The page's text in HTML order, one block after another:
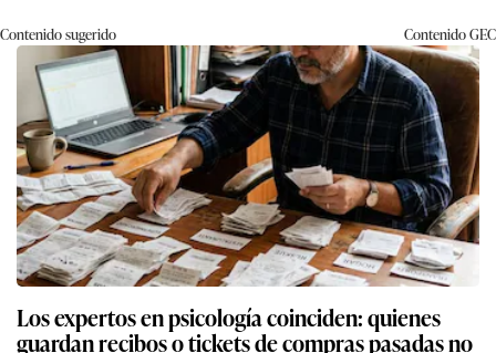
Contenido sugerido ContenidoGEC
Los expertos en psicología coinciden: quienes
guardan recibos o tickets de compras pasadas no